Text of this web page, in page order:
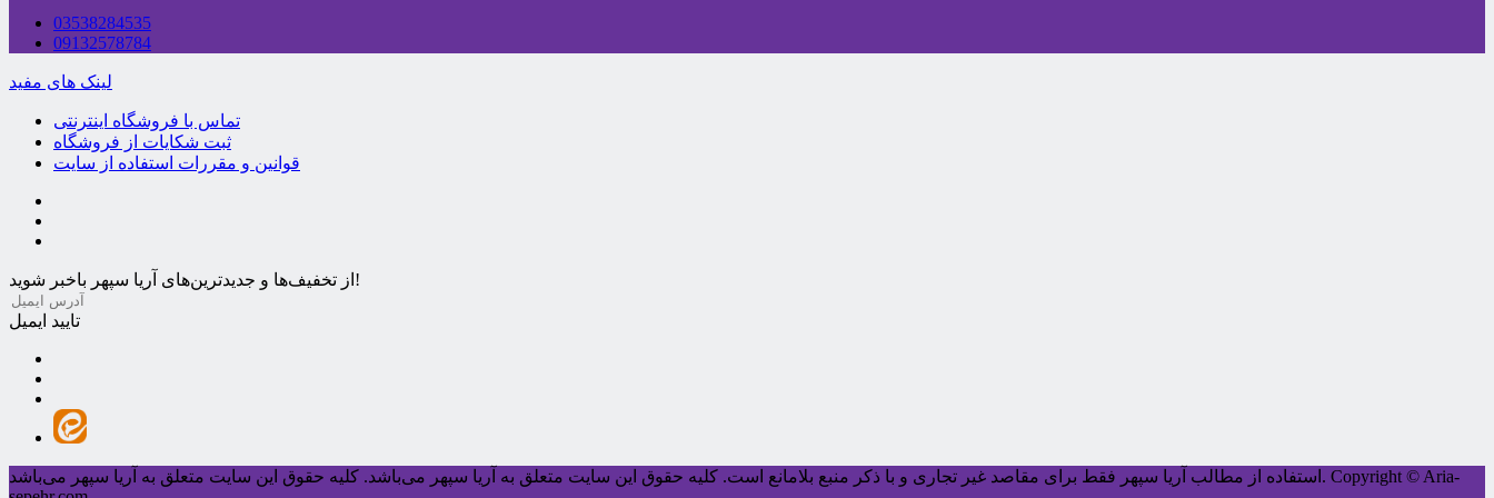
03538284535
09132578784
لینک های مفید
تماس با فروشگاه اینترنتی
ثبت شکایات از فروشگاه
قوانین و مقررات استفاده از سایت
از تخفیف‌ها و جدیدترین‌های آریا سپهر باخبر شوید!
تایید ایمیل
استفاده از مطالب آریا سپهر فقط برای مقاصد غیر تجاری و با ذکر منبع بلامانع است. کليه حقوق اين سايت متعلق به آریا سپهر می‌باشد. کليه حقوق اين سايت متعلق به آریا سپهر می‌باشد. Copyright © Aria-